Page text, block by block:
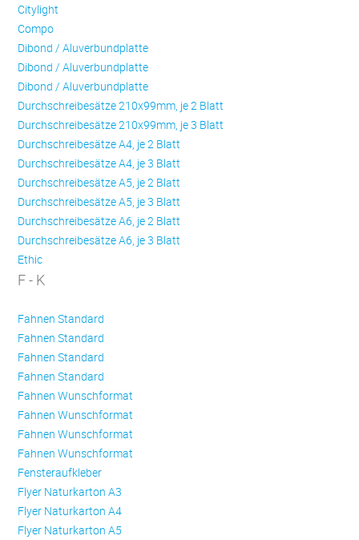
Citylight
Compo
Dibond / Aluverbundplatte
Dibond / Aluverbundplatte
Dibond / Aluverbundplatte
Durchschreibesätze 210x99mm, je 2 Blatt
Durchschreibesätze 210x99mm, je 3 Blatt
Durchschreibesätze A4, je 2 Blatt
Durchschreibesätze A4, je 3 Blatt
Durchschreibesätze A5, je 2 Blatt
Durchschreibesätze A5, je 3 Blatt
Durchschreibesätze A6, je 2 Blatt
Durchschreibesätze A6, je 3 Blatt
Ethic
F - K
Fahnen Standard
Fahnen Standard
Fahnen Standard
Fahnen Standard
Fahnen Wunschformat
Fahnen Wunschformat
Fahnen Wunschformat
Fahnen Wunschformat
Fensteraufkleber
Flyer Naturkarton A3
Flyer Naturkarton A4
Flyer Naturkarton A5